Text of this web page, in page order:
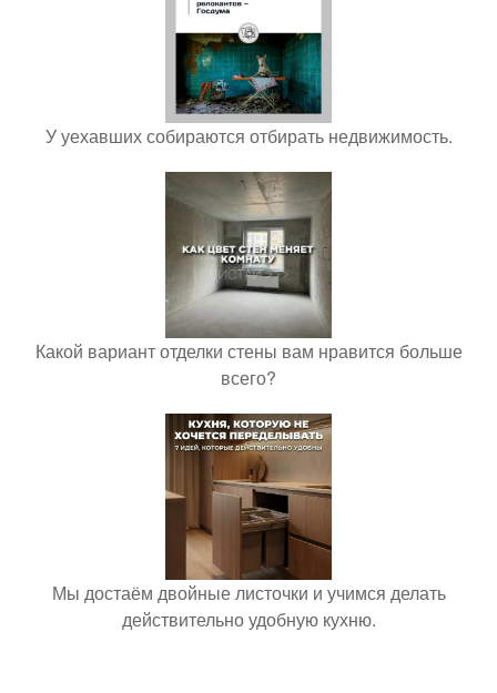
У уехавших собираются отбирать недвижимость.
Какой вариант отделки стены вам нравится больше
всего?
Мы достаём двойные листочки и учимся делать
действительно удобную кухню.